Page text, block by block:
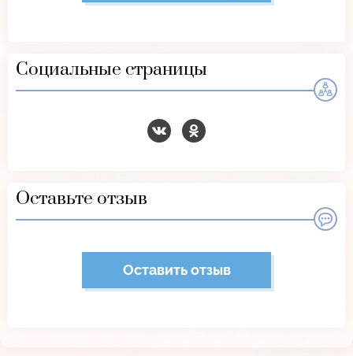
Социальные страницы
Оставьте отзыв
Оставить отзыв